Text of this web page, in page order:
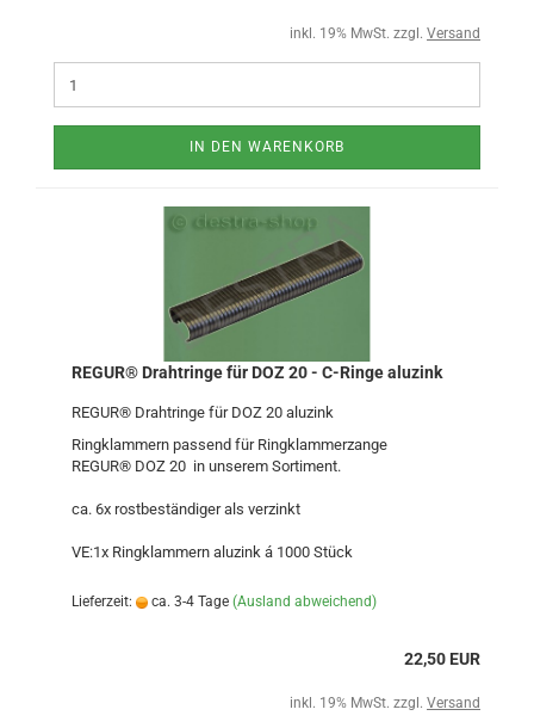
inkl. 19% MwSt. zzgl. Versand
IN DEN WARENKORB
REGUR® Drahtringe für DOZ 20 - C-Ringe aluzink
REGUR® Drahtringe für DOZ 20 aluzink
Ringklammern passend für Ringklammerzange
REGUR® DOZ 20 in unserem Sortiment.
ca. 6x rostbeständiger als verzinkt
VE:1x Ringklammern aluzink á 1000 Stück
Lieferzeit: ca. 3-4 Tage (Ausland abweichend)
22,50 EUR
inkl. 19% MwSt. zzgl. Versand